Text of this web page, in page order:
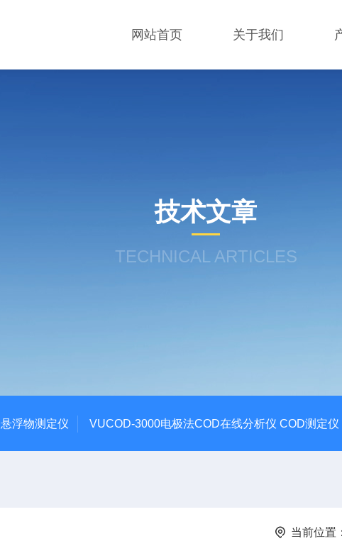
网站首页 关于我们
技术文章
TECHNICAL ARTICLES
浮物测定仪 VUCOD-3000电极法COD在线分析仪 COD测定仪
当前位置：